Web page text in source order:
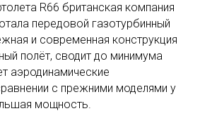
R66 британская компания
передовой газотурбинный
и современная конструкция
полёт, сводит до минимума
аэродинамические
с прежними моделями у
мощность.